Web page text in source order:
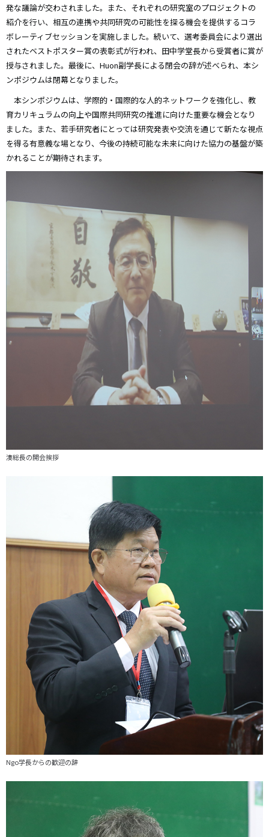
発な議論が交わされました。また、それぞれの研究室のプロジェクトの
紹介を行い、相互の連携や共同研究の可能性を探る機会を提供するコラ
ボレーティブセッションを実施しました。続いて、選考委員会により選出
されたベストポスター賞の表彰式が行われ、田中学堂長から受賞者に賞が
授与されました。最後に、Huon副学長による閉会の辞が述べられ、本シ
ンポジウムは閉幕となりました。
本シンポジウムは、学際的・国際的な人的ネットワークを強化し、教
育カリキュラムの向上や国際共同研究の推進に向けた重要な機会となり
ました。また、若手研究者にとっては研究発表や交流を通じて新たな視点
を得る有意義な場となり、今後の持続可能な未来に向けた協力の基盤が築
かれることが期待されます。
湊総長の開会挨拶
Ngo学長からの歓迎の辞